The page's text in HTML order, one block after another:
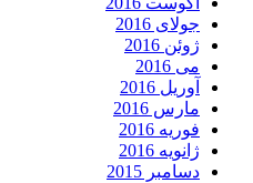
جولای 2016
ژوئن 2016
می 2016
آوریل 2016
مارس 2016
فوریه 2016
ژانویه 2016
دسامبر 2015